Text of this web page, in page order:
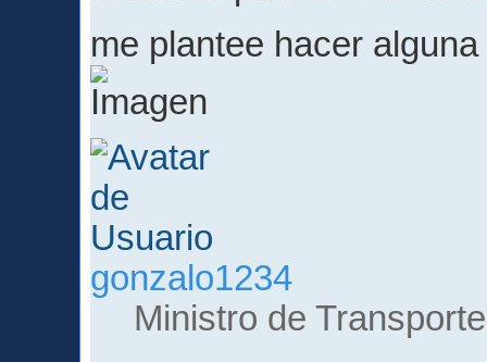
me plantee hacer
gonzalo1234
Ministro de Transporte